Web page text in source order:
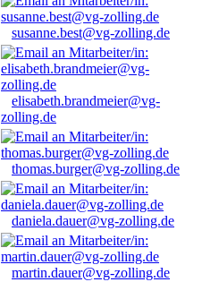
susanne.best@vg-zolling.de
elisabeth.brandmeier@vg-
zolling.de
thomas.burger@vg-zolling.de
daniela.dauer@vg-zolling.de
martin.dauer@vg-zolling.de